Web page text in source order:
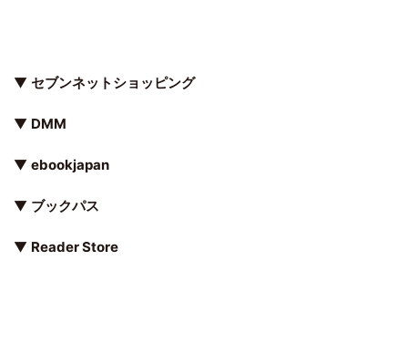
▼ セブンネットショッピング
▼ DMM
▼ ebookjapan
▼ ブックパス
▼ Reader Store